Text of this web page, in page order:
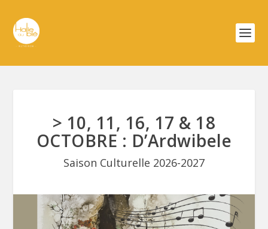
> 10, 11, 16, 17 & 18
OCTOBRE : D’Ardwibele
Saison Culturelle 2026-2027